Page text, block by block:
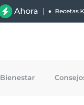
Ahora | Recetas
Bienestar